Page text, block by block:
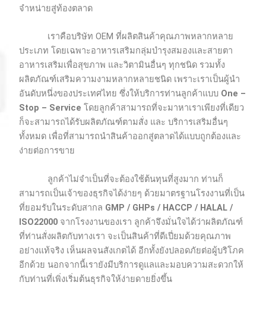
จำหน่ายสู่ท้องตลาด
เราคือบริษัท OEM ที่ผลิตสินค้าคุณภาพหลากหลาย
ประเภท โดยเฉพาะอาหารเสริมกลุ่มบำรุงสมองและสายตา
อาหารเสริมเพื่อสุขภาพ และวิตามินอื่นๆ ทุกชนิด รวมทั้ง
ผลิตภัณฑ์เสริมความงามหลากหลายชนิด เพราะเราเป็นผู้นำ
อันดับหนึ่งของประเทศไทย ซึ่งให้บริการท่านลูกค้าแบบ One –
Stop – Service โดยลูกค้าสามารถที่จะมาหาเราเพียงที่เดียว
ก็จะสามารถได้รับผลิตภัณฑ์ตามสั่ง และ บริการเสริมอื่นๆ
ทั้งหมด เพื่อที่สามารถนำสินค้าออกสู่ตลาดได้แบบถูกต้องและ
ง่ายต่อการขาย
ลูกค้าไม่จำเป็นที่จะต้องใช้ต้นทุนที่สูงมาก ท่านก็
สามารถเป็นเจ้าของธุรกิจได้ง่ายๆ ด้วยมาตรฐานโรงงานที่เป็น
ที่ยอมรับในระดับสากล GMP / GHPs / HACCP / HALAL /
ISO22000 จากโรงงานของเรา ลูกค้าจึงมั่นใจได้ว่าผลิตภัณฑ์
ที่ท่านสั่งผลิตกับทางเรา จะเป็นสินค้าที่ดีเปี่ยมด้วยคุณภาพ
อย่างแท้จริง เห็นผลจนสังเกตได้ อีกทั้งยังปลอดภัยต่อผู้บริโภค
อีกด้วย นอกจากนี้เรายังมีบริการดูแลและมอบความสะดวกให้
กับท่านที่เพิ่งเริ่มต้นธุรกิจให้ง่ายดายยิ่งขึ้น